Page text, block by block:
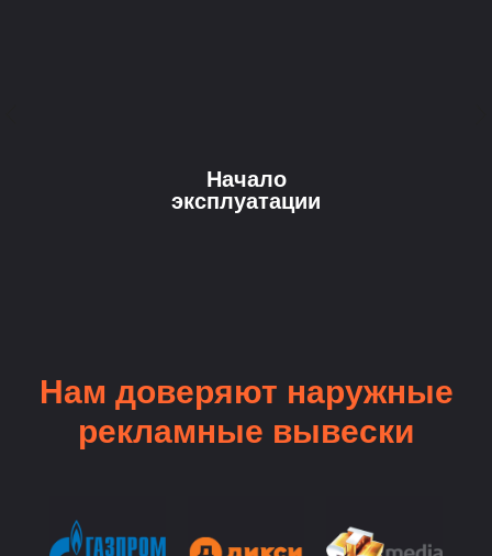
Начало
эксплуатации
Нам доверяют наружные
рекламные вывески